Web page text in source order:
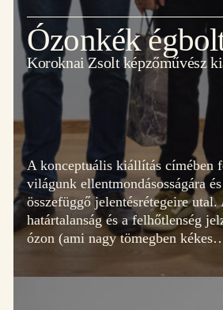
Ózonkék
Koroknai Zsolt képzőművész
A konceptuális kiállítás címében
világunk ellentmondásosságára
összefüggő jelentésrétegeire
határtalanság és a felhőtlenség
ózon (ami nagy tömegben